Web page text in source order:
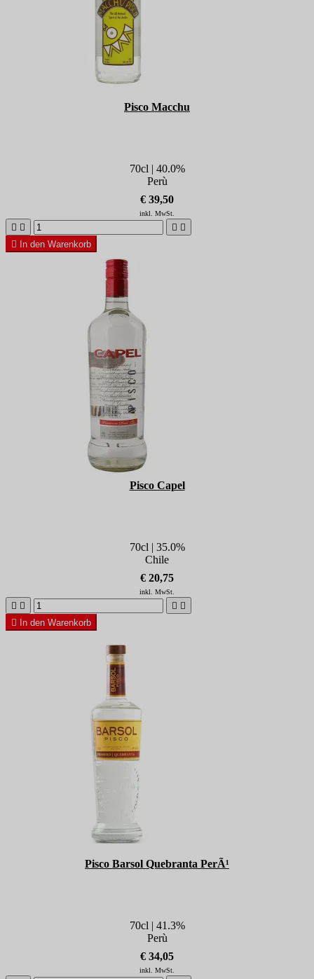
Pisco Macchu
70cl | 40.0%
Perù
€ 39,50
inkl. MwSt.
   

In den Warenkorb
Pisco Capel
70cl | 35.0%
Chile
€ 20,75
inkl. MwSt.
   

In den Warenkorb
Pisco Barsol Quebranta PerÃ¹
70cl | 41.3%
Perù
€ 34,05
inkl. MwSt.